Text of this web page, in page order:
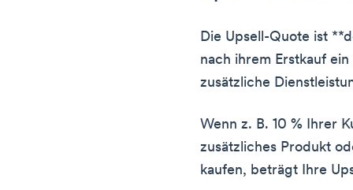
Die Upsell-Quote ist
nach ihrem Erstkauf
zusätzliche
Wenn z. B. 10 % Ihrer
zusätzliches Produkt
kaufen, beträgt Ihre